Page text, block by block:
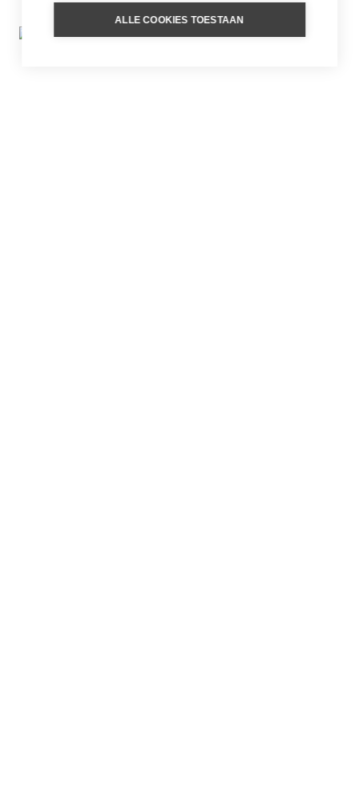
ALLE COOKIES TOESTAAN